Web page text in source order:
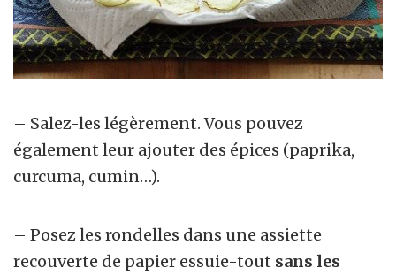
– Salez-les légèrement. Vous pouvez
également leur ajouter des épices (paprika,
curcuma, cumin…).
– Posez les rondelles dans une assiette
recouverte de papier essuie-tout sans les